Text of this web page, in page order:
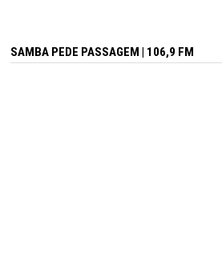
SAMBA PEDE PASSAGEM | 106,9 FM